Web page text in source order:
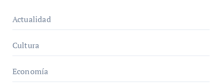
Actualidad
Cultura
Economía